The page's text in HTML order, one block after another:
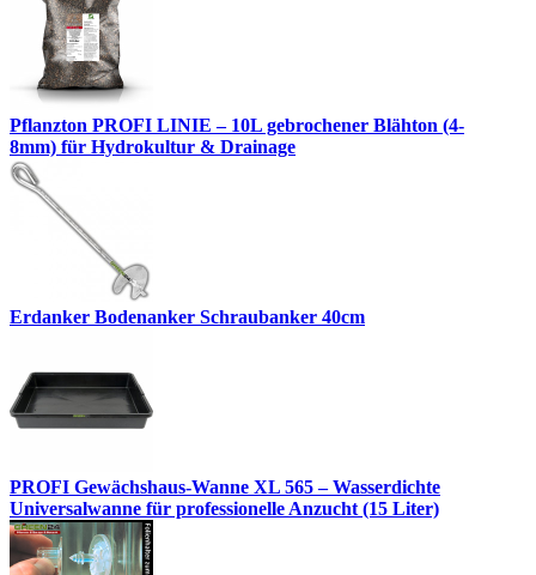
Pflanzton PROFI LINIE – 10L gebrochener Blähton (4-
8mm) für Hydrokultur & Drainage
Erdanker Bodenanker Schraubanker 40cm
PROFI Gewächshaus-Wanne XL 565 – Wasserdichte
Universalwanne für professionelle Anzucht (15 Liter)